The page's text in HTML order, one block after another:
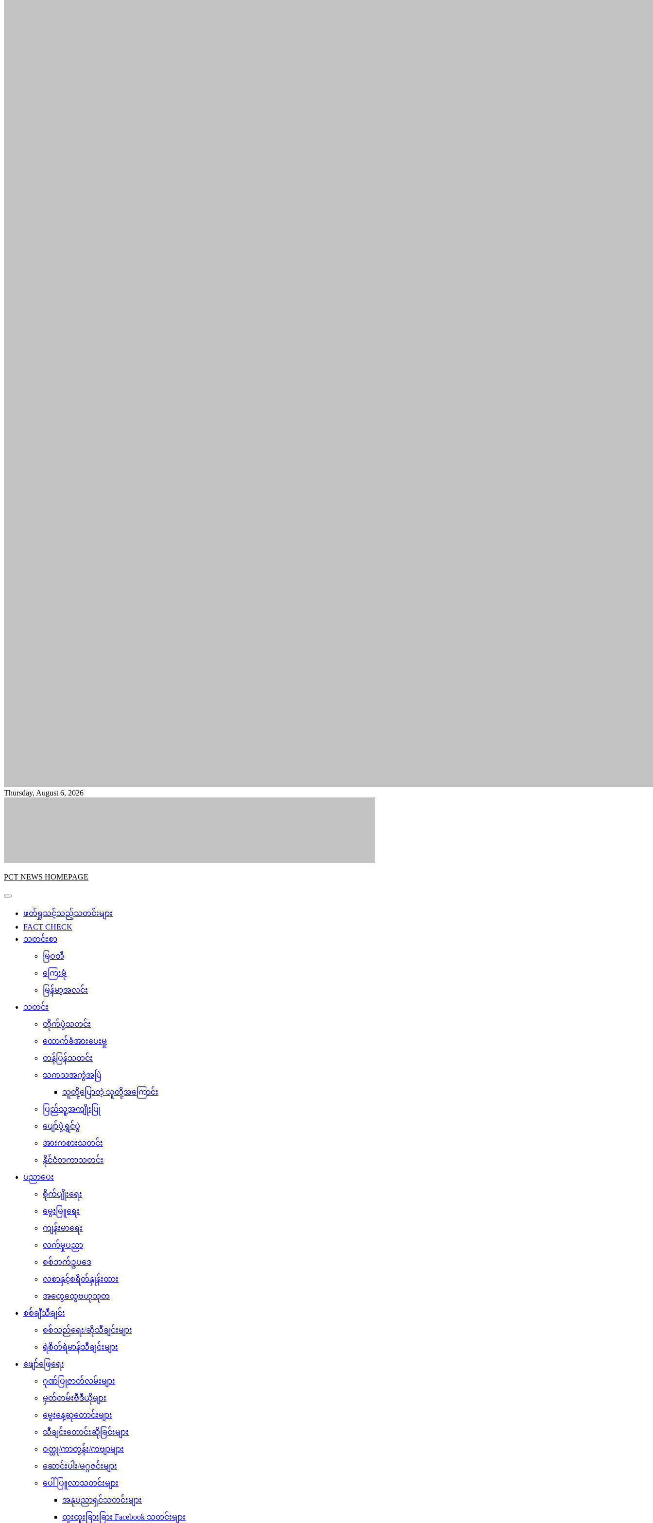
Thursday, August 6, 2026
PCT NEWS HOMEPAGE
ဖတ်ရှုသင့်သည့်သတင်းများ
FACT CHECK
သတင်းစာ
မြဝတီ
ကြေးမုံ
မြန်မာ့အလင်း
သတင်း
တိုက်ပွဲသတင်း
ထောက်ခံအားပေးမှု
တန်ပြန်သတင်း
သကသအကွဲအပြဲ
သူတို့ပြောတဲ့ သူတို့အကြောင်း
ပြည်သူ့အကျိုးပြု
ပျော်ပွဲရွှင်ပွဲ
အားကစားသတင်း
နိုင်ငံတကာသတင်း
ပညာပေး
စိုက်ပျိုးရေး
မွေးမြူရေး
ကျန်းမာရေး
လက်မှုပညာ
စစ်ဘက်ဥပဒေ
လစာနှင့်စရိတ်နှုန်းထား
အထွေထွေဗဟုသုတ
စစ်ချီသီချင်း
စစ်သည်ရေး/ဆိုသီချင်းများ
ရဲစိတ်ရဲမာန်သီချင်းများ
ဖျော်ဖြေရေး
ဂုဏ်ပြုဇာတ်လမ်းများ
မှတ်တမ်းဗီဒီယိုများ
မွေးနေ့ဆုတောင်းများ
သီချင်းတောင်းဆိုခြင်းများ
ဝတ္ထု/ကာတွန်း/ကဗျာများ
ဆောင်းပါး/မဂ္ဂဇင်းများ
ပေါ်ပြူလာသတင်းများ
အနုပညာရှင်သတင်းများ
ထူးထူးခြားခြား Facebook သတင်းများ